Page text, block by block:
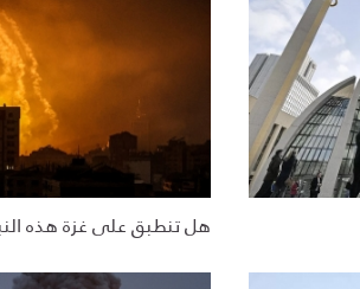
هل تنطبق على غزة هذه